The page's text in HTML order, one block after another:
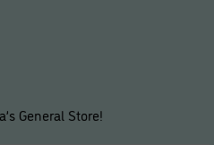
General Store!